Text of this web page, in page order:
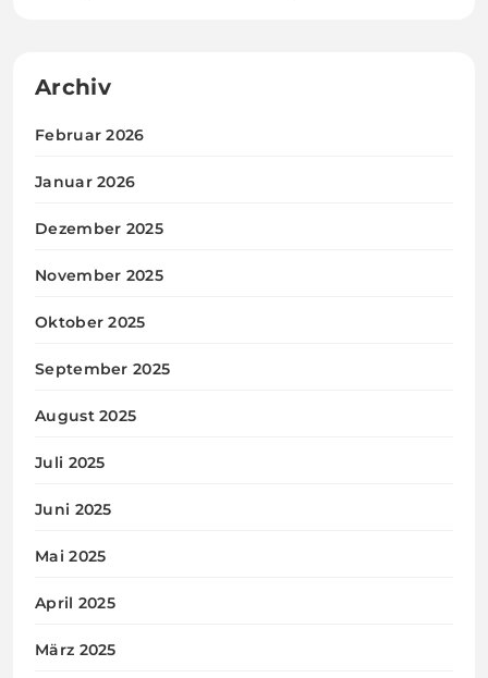
Archiv
Februar 2026
Januar 2026
Dezember 2025
November 2025
Oktober 2025
September 2025
August 2025
Juli 2025
Juni 2025
Mai 2025
April 2025
März 2025